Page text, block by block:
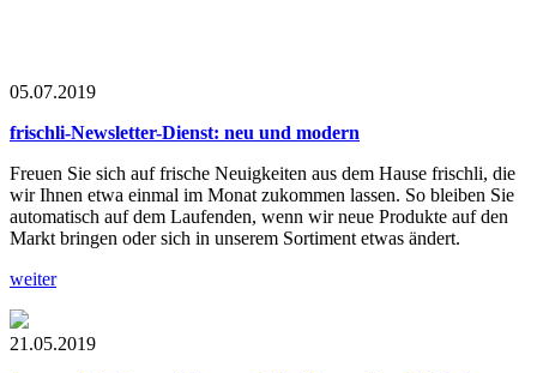
05.07.2019
frischli-Newsletter-Dienst: neu und modern
Freuen Sie sich auf frische Neuigkeiten aus dem Hause frischli, die
wir Ihnen etwa einmal im Monat zukommen lassen. So bleiben Sie
automatisch auf dem Laufenden, wenn wir neue Produkte auf den
Markt bringen oder sich in unserem Sortiment etwas ändert.
weiter
21.05.2019